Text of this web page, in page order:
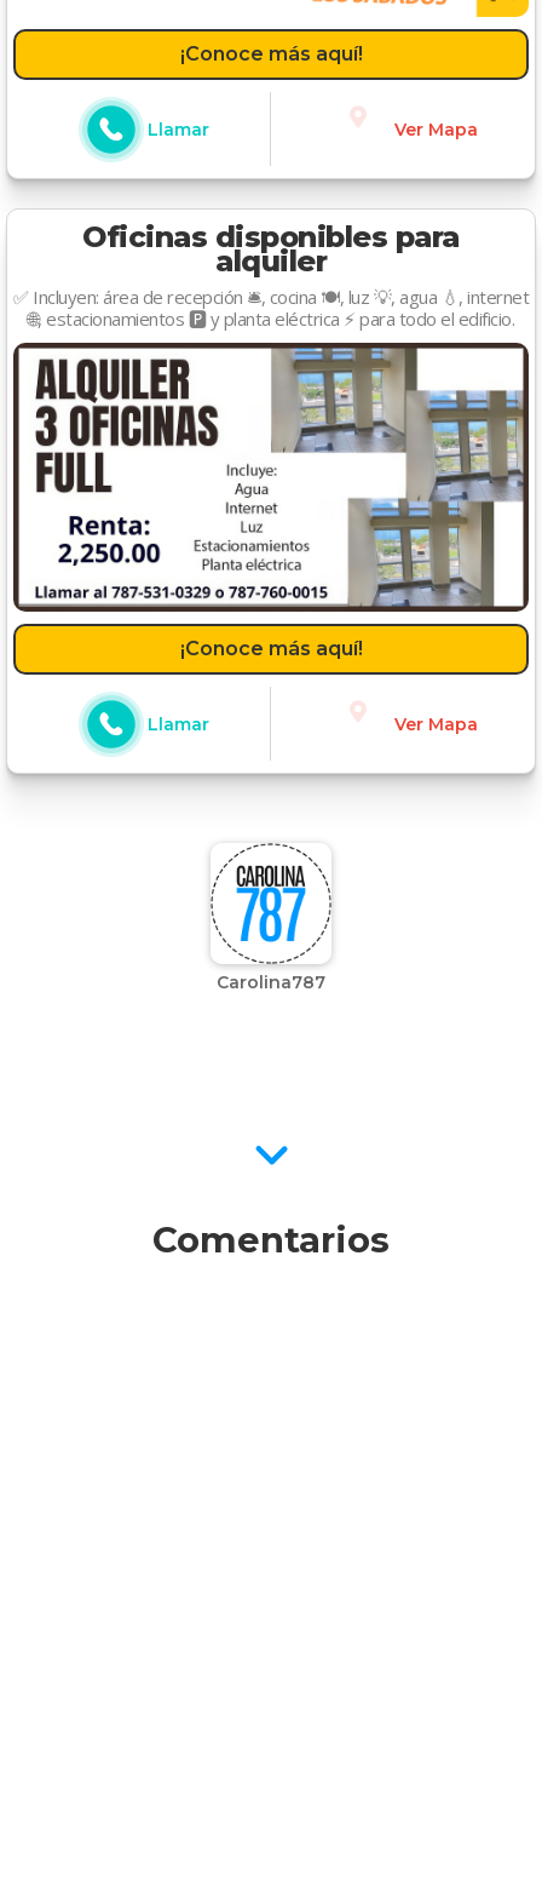
¡Conoce más aquí!
Llamar Ver Mapa
Oficinas disponibles para
alquiler
✅ Incluyen: área de recepción 🛎️, cocina 🍽️, luz 💡, agua 💧, internet
🌐, estacionamientos 🅿️ y planta eléctrica ⚡ para todo el edificio.
¡Conoce más aquí!
Llamar Ver Mapa
Carolina787
Comentarios